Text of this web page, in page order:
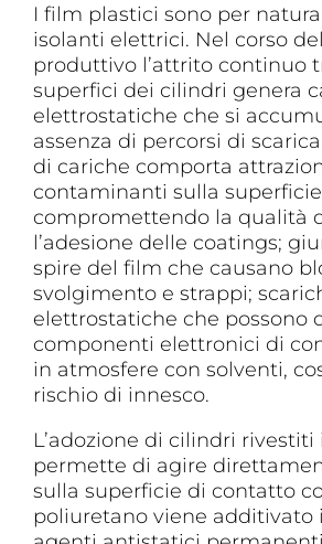
I film plastici sono per
isolanti elettrici. Nel corso
produttivo l’attrito continuo
superfici dei cilindri genera
elettrostatiche che si
assenza di percorsi di
di cariche comporta
contaminanti sulla
compromettendo la qualità
l’adesione delle coatings;
spire del film che causano
svolgimento e strappi;
elettrostatiche che possono
componenti elettronici di
in atmosfere con solventi,
rischio di innesco.
L’adozione di cilindri
permette di agire
sulla superficie di contatto
poliuretano viene additivato